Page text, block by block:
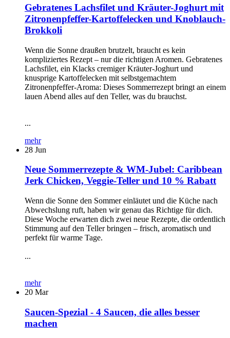
Gebratenes Lachsfilet und Kräuter-Joghurt mit
Zitronenpfeffer-Kartoffelecken und Knoblauch-
Brokkoli
Wenn die Sonne draußen brutzelt, braucht es kein
kompliziertes Rezept – nur die richtigen Aromen. Gebratenes
Lachsfilet, ein Klacks cremiger Kräuter-Joghurt und
knusprige Kartoffelecken mit selbstgemachtem
Zitronenpfeffer-Aroma: Dieses Sommerrezept bringt an einem
lauen Abend alles auf den Teller, was du brauchst.
...
mehr
28 Jun
Neue Sommerrezepte & WM-Jubel: Caribbean
Jerk Chicken, Veggie-Teller und 10 % Rabatt
Wenn die Sonne den Sommer einläutet und die Küche nach
Abwechslung ruft, haben wir genau das Richtige für dich.
Diese Woche erwarten dich zwei neue Rezepte, die ordentlich
Stimmung auf den Teller bringen – frisch, aromatisch und
perfekt für warme Tage.
...
mehr
20 Mar
Saucen-Spezial - 4 Saucen, die alles besser
machen